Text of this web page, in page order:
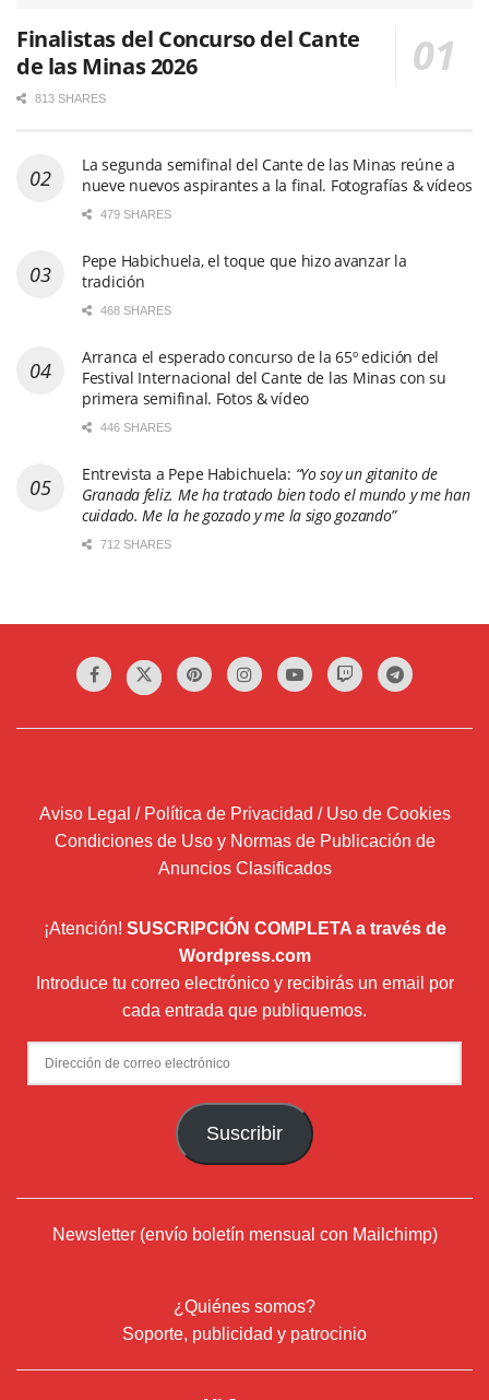
Finalistas del Concurso del Cante
de las Minas 2026
813 SHARES
La segunda semifinal del Cante de las Minas reúne a
nueve nuevos aspirantes a la final. Fotografías & vídeos
479 SHARES
Pepe Habichuela, el toque que hizo avanzar la
tradición
468 SHARES
Arranca el esperado concurso de la 65º edición del
Festival Internacional del Cante de las Minas con su
primera semifinal. Fotos & vídeo
446 SHARES
Entrevista a Pepe Habichuela: “Yo soy un gitanito de
Granada feliz. Me ha tratado bien todo el mundo y me han
cuidado. Me la he gozado y me la sigo gozando”
712 SHARES
Aviso Legal / Política de Privacidad / Uso de Cookies
Condiciones de Uso y Normas de Publicación de
Anuncios Clasificados
¡Atención! SUSCRIPCIÓN COMPLETA a través de
Wordpress.com
Introduce tu correo electrónico y recibirás un email por
cada entrada que publiquemos.
Dirección
de
Suscribir
Newsletter (envío boletín mensual con Mailchimp)
¿Quiénes somos?
Soporte, publicidad y patrocinio